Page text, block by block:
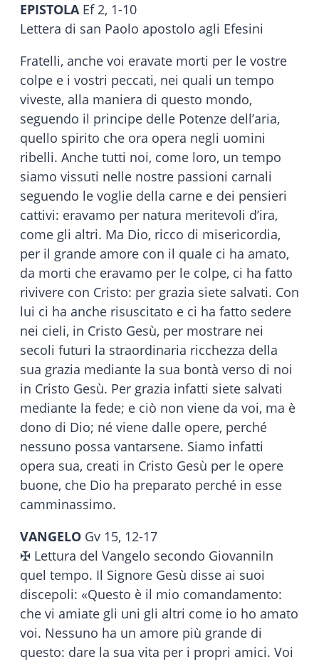
EPISTOLAEf 2, 1-10
Lettera di san Paolo apostolo agli Efesini
Fratelli, anche voi eravate morti per le vostre
colpe e i vostri peccati, nei quali un tempo
viveste, alla maniera di questo mondo,
seguendo il principe delle Potenze dell’aria,
quello spirito che ora opera negli uomini
ribelli. Anche tutti noi, come loro, un tempo
siamo vissuti nelle nostre passioni carnali
seguendo le voglie della carne e dei pensieri
cattivi: eravamo per natura meritevoli d’ira,
come gli altri. Ma Dio, ricco di misericordia,
per il grande amore con il quale ci ha amato,
da morti che eravamo per le colpe, ci ha fatto
rivivere con Cristo: per grazia siete salvati. Con
lui ci ha anche risuscitato e ci ha fatto sedere
nei cieli, in Cristo Gesù, per mostrare nei
secoli futuri la straordinaria ricchezza della
sua grazia mediante la sua bontà verso di noi
in Cristo Gesù. Per grazia infatti siete salvati
mediante la fede; e ciò non viene da voi, ma è
dono di Dio; né viene dalle opere, perché
nessuno possa vantarsene. Siamo infatti
opera sua, creati in Cristo Gesù per le opere
buone, che Dio ha preparato perché in esse
camminassimo.
VANGELO Gv 15, 12-17
✠ Lettura del Vangelo secondo GiovanniIn
quel tempo. Il Signore Gesù disse ai suoi
discepoli: «Questo è il mio comandamento:
che vi amiate gli uni gli altri come io ho amato
voi. Nessuno ha un amore più grande di
questo: dare la sua vita per i propri amici. Voi